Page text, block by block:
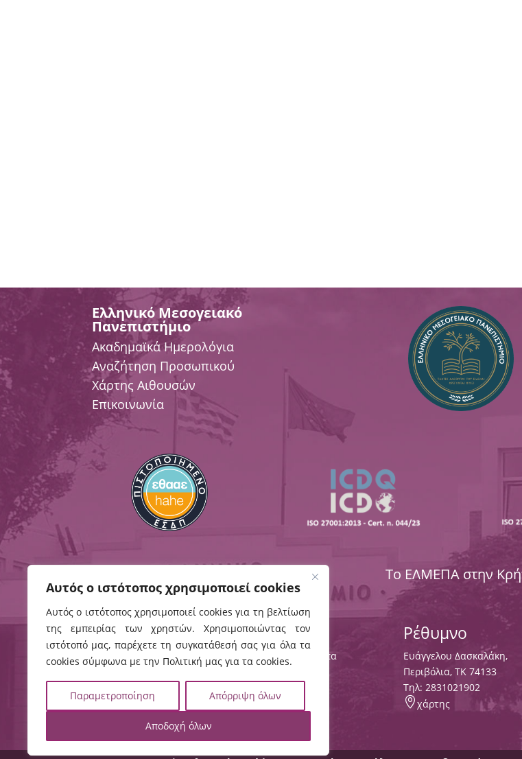
Αυτός ο ιστότοπος χρησιμοποιεί cookies
Αυτός ο ιστότοπος χρησιμοποιεί cookies για τη βελτίωση
της εμπειρίας των χρηστών. Χρησιμοποιώντας τον
ιστότοπό μας, παρέχετε τη συγκατάθεσή σας για όλα τα
cookies σύμφωνα με την Πολιτική μας για τα cookies.
Παραμετροποίηση Απόρριψη όλων
Αποδοχή όλων
Ελληνικό Μεσογειακό
Πανεπιστήμιο
Ακαδημαϊκά Ημερολόγια
Αναζήτηση Προσωπικού
Χάρτης Αιθουσών
Επικοινωνία
Το ΕΛΜΕΠΑ στην
Ηράκλειο
Εσταυρωμένος
2810379200
 Πρωτόκολλο
Χανιά
Ρωμανού 3, Χαλέπα
2821023058
Ρέθυμνο
Ευάγγελου Δασκαλάκη,
Περιβόλια, ΤΚ 74133
Tηλ:2831021902
χάρτης